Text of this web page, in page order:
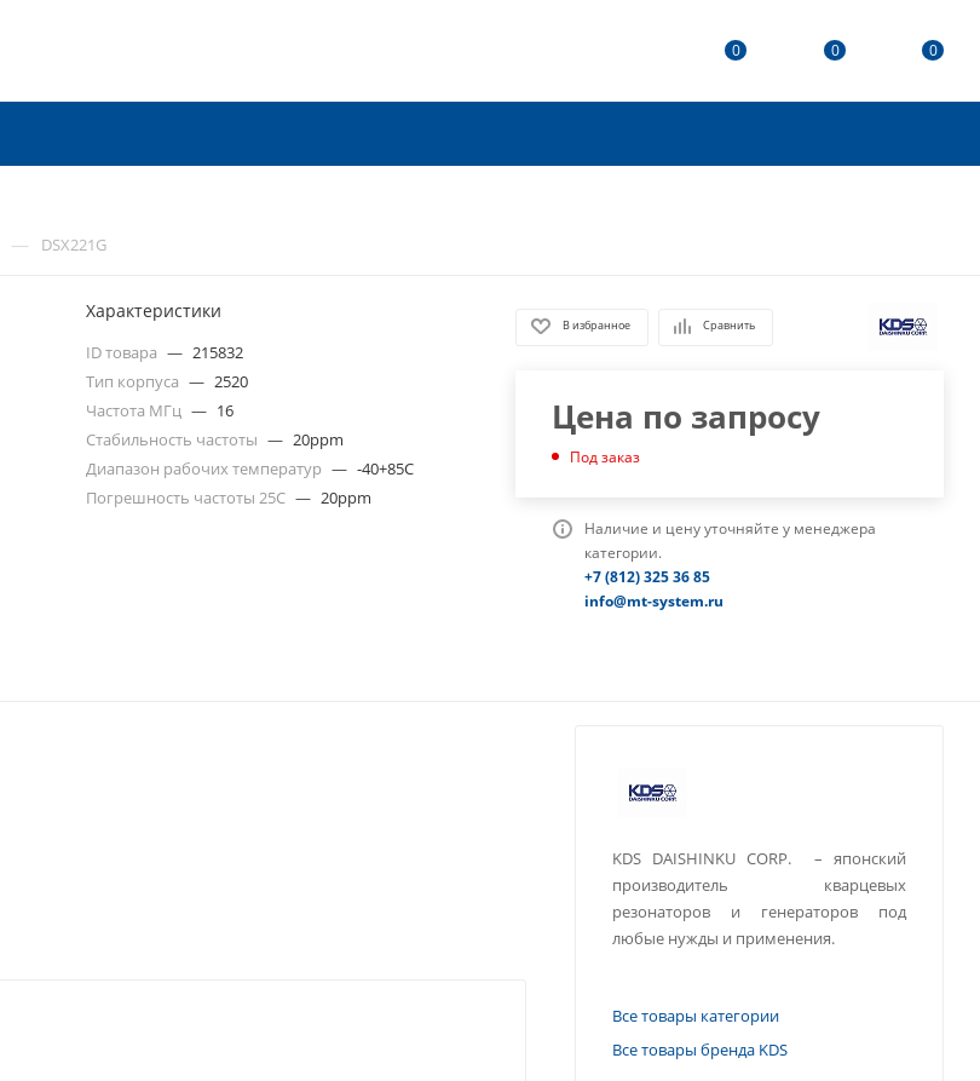
0 0 0
— DSX221G
Характеристики
ID товара — 215832
Тип корпуса — 2520
Частота МГц — 16
Стабильность частоты — 20ppm
Диапазон рабочих температур — -40+85C
Погрешность частоты 25С — 20ppm
В избранное Сравнить
Цена по запросу
Под заказ
Наличие и цену уточняйте у менеджера
категории.
+7 (812) 325 36 85
info@mt-system.ru
KDS DAISHINKU CORP. – японский
производитель кварцевых
резонаторов и генераторов под
любые нужды и применения.
Все товары категории
Все товары бренда KDS